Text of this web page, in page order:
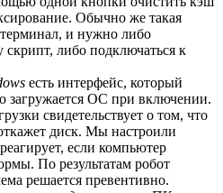
Обычно же такая
терминал, и нужно либо
скрипт, либо подключаться к
есть интерфейс, который
загружается ОС при включении.
свидетельствует о том, что
диск. Мы настроили
если компьютер
По результатам робот
решается превентивно.